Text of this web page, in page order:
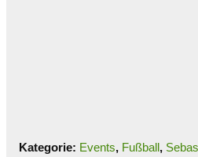
Kategorie: Events, Fußball,